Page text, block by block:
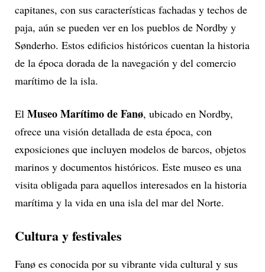
capitanes, con sus características fachadas y techos de
paja, aún se pueden ver en los pueblos de Nordby y
Sønderho. Estos edificios históricos cuentan la historia
de la época dorada de la navegación y del comercio
marítimo de la isla.
El Museo Marítimo de Fanø, ubicado en Nordby,
ofrece una visión detallada de esta época, con
exposiciones que incluyen modelos de barcos, objetos
marinos y documentos históricos. Este museo es una
visita obligada para aquellos interesados en la historia
marítima y la vida en una isla del mar del Norte.
Cultura y festivales
Fanø es conocida por su vibrante vida cultural y sus